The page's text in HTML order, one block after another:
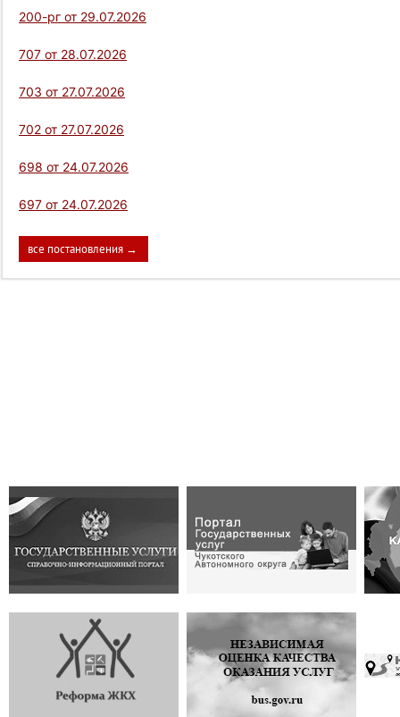
200-рг от 29.07.2026
707 от 28.07.2026
703 от 27.07.2026
702 от 27.07.2026
698 от 24.07.2026
697 от 24.07.2026
все постановления →